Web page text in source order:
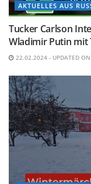
AKTUELLES AUS
Tucker Carlson
Wladimir Putin mit
22.02.2024 - UPDATED